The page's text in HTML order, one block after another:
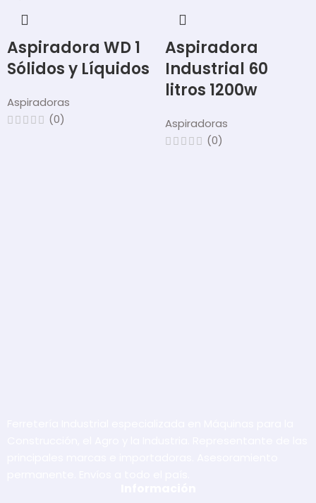
Aspiradora WD 1
Sólidos y Líquidos
Aspiradoras
(0)
Aspiradora
Industrial 60
litros 1200w
Aspiradoras
(0)